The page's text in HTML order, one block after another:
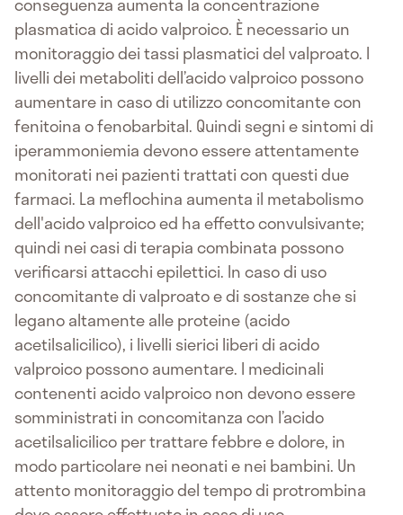
plasmatica di acido valproico. È necessario un
monitoraggio dei tassi plasmatici del valproato. I
livelli dei metaboliti dell’acido valproico possono
aumentare in caso di utilizzo concomitante con
fenitoina o fenobarbital. Quindi segni e sintomi di
iperammoniemia devono essere attentamente
monitorati nei pazienti trattati con questi due
farmaci. La meflochina aumenta il metabolismo
dell'acido valproico ed ha effetto convulsivante;
quindi nei casi di terapia combinata possono
verificarsi attacchi epilettici. In caso di uso
concomitante di valproato e di sostanze che si
legano altamente alle proteine (acido
acetilsalicilico), i livelli sierici liberi di acido
valproico possono aumentare. I medicinali
contenenti acido valproico non devono essere
somministrati in concomitanza con l’acido
acetilsalicilico per trattare febbre e dolore, in
modo particolare nei neonati e nei bambini. Un
attento monitoraggio del tempo di protrombina